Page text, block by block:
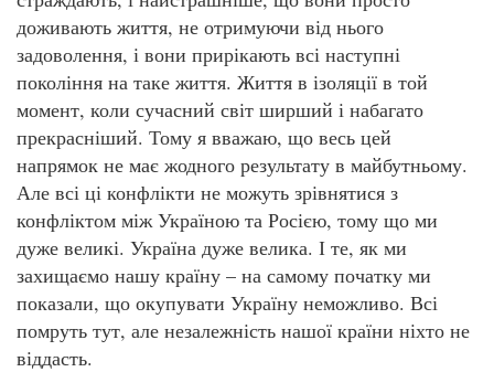
доживають життя, не отримуючи від нього
задоволення, і вони прирікають всі наступні
покоління на таке життя. Життя в ізоляції в той
момент, коли сучасний світ ширший і набагато
прекрасніший. Тому я вважаю, що весь цей
напрямок не має жодного результату в майбутньому.
Але всі ці конфлікти не можуть зрівнятися з
конфліктом між Україною та Росією, тому що ми
дуже великі. Україна дуже велика. І те, як ми
захищаємо нашу країну – на самому початку ми
показали, що окупувати Україну неможливо. Всі
помруть тут, але незалежність нашої країни ніхто не
віддасть.